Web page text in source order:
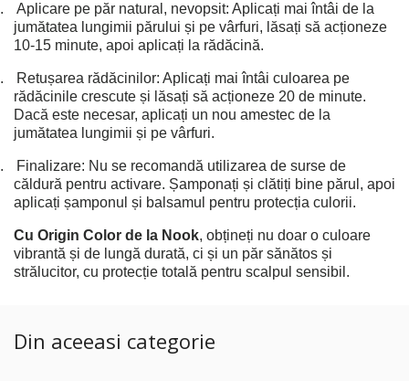
Aplicare pe păr natural, nevopsit: Aplicați mai întâi de la
jumătatea lungimii părului și pe vârfuri, lăsați să acționeze
10-15 minute, apoi aplicați la rădăcină.
Retușarea rădăcinilor: Aplicați mai întâi culoarea pe
rădăcinile crescute și lăsați să acționeze 20 de minute.
Dacă este necesar, aplicați un nou amestec de la
jumătatea lungimii și pe vârfuri.
Finalizare: Nu se recomandă utilizarea de surse de
căldură pentru activare. Șamponați și clătiți bine părul, apoi
aplicați șamponul și balsamul pentru protecția culorii.
Cu Origin Color de la Nook, obțineți nu doar o culoare
vibrantă și de lungă durată, ci și un păr sănătos și
strălucitor, cu protecție totală pentru scalpul sensibil.
Din aceeasi categorie